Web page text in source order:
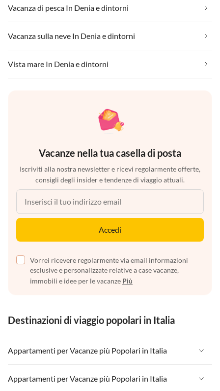
Vacanza di pesca In Denia e dintorni
Vacanza sulla neve In Denia e dintorni
Vista mare In Denia e dintorni
Vacanze nella tua casella di posta
Iscriviti alla nostra newsletter e ricevi regolarmente offerte,
consigli degli insider e tendenze di viaggio attuali.
Accedi
Vorrei ricevere regolarmente via email informazioni
esclusive e personalizzate relative a case vacanze,
immobili e idee per le vacanze Più
Destinazioni di viaggio popolari in Italia
Appartamenti per Vacanze più Popolari in Italia
Appartamenti per Vacanze in Italia
Appartamenti per Vacanze più Popolari in Italia